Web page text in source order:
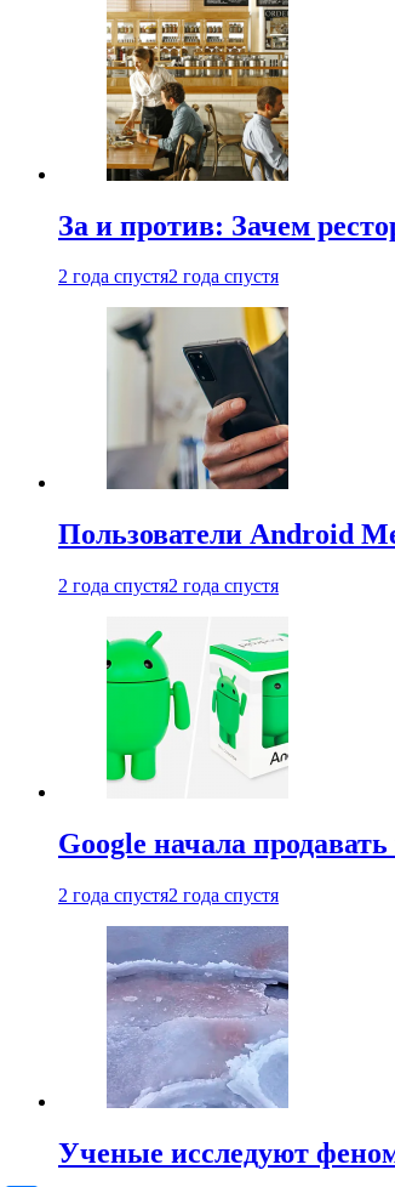
За и против: Зачем
2 года спустя2 года спустя
Пользователи Android
2 года спустя2 года спустя
Google начала
2 года спустя2 года спустя
Ученые исследуют